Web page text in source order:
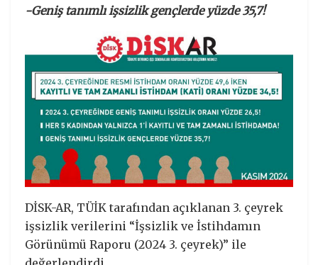
-Geniş tanımlı işsizlik gençlerde yüzde 35,7!
DİSK-AR, TÜİK tarafından açıklanan 3. çeyrek
işsizlik verilerini “İşsizlik ve İstihdamın
Görünümü Raporu (2024 3. çeyrek)” ile